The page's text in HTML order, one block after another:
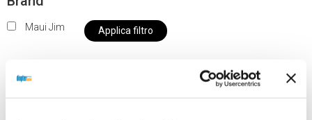
Maui Jim Applica filtro